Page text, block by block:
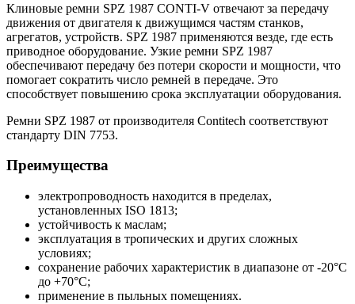
Клиновые ремни SPZ 1987 CONTI-V отвечают за передачу
движения от двигателя к движущимся частям станков,
агрегатов, устройств. SPZ 1987 применяются везде, где есть
приводное оборудование. Узкие ремни SPZ 1987
обеспечивают передачу без потери скорости и мощности, что
помогает сократить число ремней в передаче. Это
способствует повышению срока эксплуатации оборудования.
Ремни SPZ 1987 от производителя Contitech соответствуют
стандарту DIN 7753.
Преимущества
электропроводность находится в пределах,
установленных ISO 1813;
устойчивость к маслам;
эксплуатация в тропических и других сложных
условиях;
сохранение рабочих характеристик в диапазоне от -20°С
до +70°С;
применение в пыльных помещениях.